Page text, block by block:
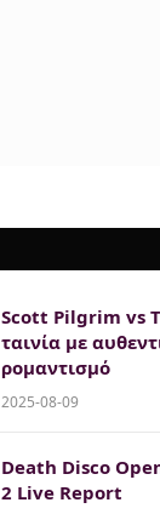
Scott Pilgrim vs
ταινία με
ρομαντισμό
2025-08-09
Death Disco
2 Live Report